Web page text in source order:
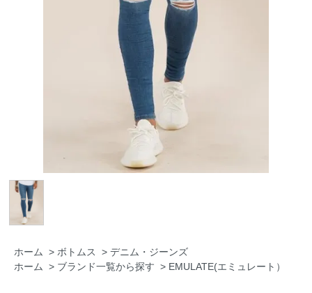
ホーム > ボトムス > デニム・ジーンズ
ホーム
> ブランド一覧から探す > EMULATE(エミュレート）